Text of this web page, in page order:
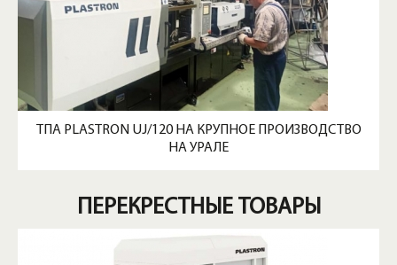
ТПА PLASTRON UJ/120 НА КРУПНОЕ ПРОИЗВОДСТВО
НА УРАЛЕ
ПЕРЕКРЕСТНЫЕ ТОВАРЫ